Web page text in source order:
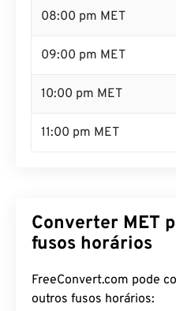
08:00 pm MET
09:00 pm MET
10:00 pm MET
11:00 pm MET
Converter MET
fusos horários
FreeConvert.com pode
outros fusos horários: